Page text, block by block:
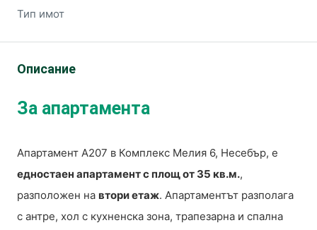
Тип имот
Описание
За апартамента
Апартамент А207 в Комплекс Мелия 6, Несебър, е
едностаен апартамент с площ от 35 кв.м.,
разположен на втори етаж. Апартаментът разполага
с антре, хол с кухненска зона, трапезарна и спална